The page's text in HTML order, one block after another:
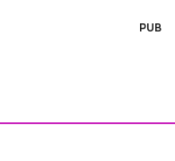
PUB